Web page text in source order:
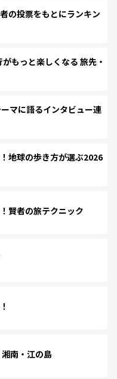
の投票をもとにランキン
もっと楽しくなる 旅先・
マに語るインタビュー連
地球の歩き方が選ぶ2026
賢者の旅テクニック
南・江の島